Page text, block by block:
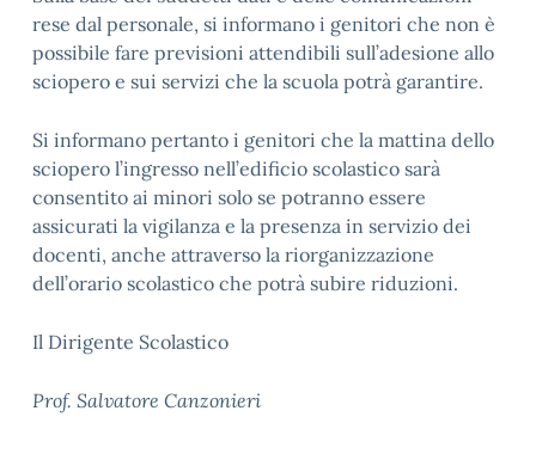
rese dal personale, si informano i genitori che non è
possibile fare previsioni attendibili sull’adesione allo
sciopero e sui servizi che la scuola potrà garantire.
Si informano pertanto i genitori che la mattina dello
sciopero l’ingresso nell’edificio scolastico sarà
consentito ai minori solo se potranno essere
assicurati la vigilanza e la presenza in servizio dei
docenti, anche attraverso la riorganizzazione
dell’orario scolastico che potrà subire riduzioni.
Il Dirigente Scolastico
Prof. Salvatore Canzonieri